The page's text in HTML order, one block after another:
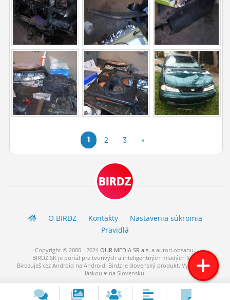
1 2 3 »
BIRDZ
O BIRDZ Kontakty
Nastavenia súkromia
Pravidlá
Copyright © 2000 - 2024 OUR MEDIA SR a.s. a autori obsahu.
BIRDZ.SK je portál pre tvorivých a inteligentných mladých ľudí.
Birdzuješ cez Android na Android. Birdz je slovenský produkt. Vytvorené s
láskou ♥ na Slovensku.